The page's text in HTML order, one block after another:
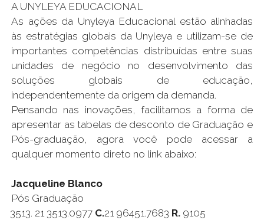
A UNYLEYA EDUCACIONAL
As ações da Unyleya Educacional estão alinhadas
às estratégias globais da Unyleya e utilizam-se de
importantes competências distribuídas entre suas
unidades de negócio no desenvolvimento das
soluções globais de educação,
independentemente da origem da demanda.
Pensando nas inovações, facilitamos a forma de
apresentar as tabelas de desconto de Graduação e
Pós-graduação, agora você pode acessar a
qualquer momento direto no link abaixo:
Jacqueline Blanco
Pós Graduação
21 3513.0977 C.21 96451.7683 R. 9105